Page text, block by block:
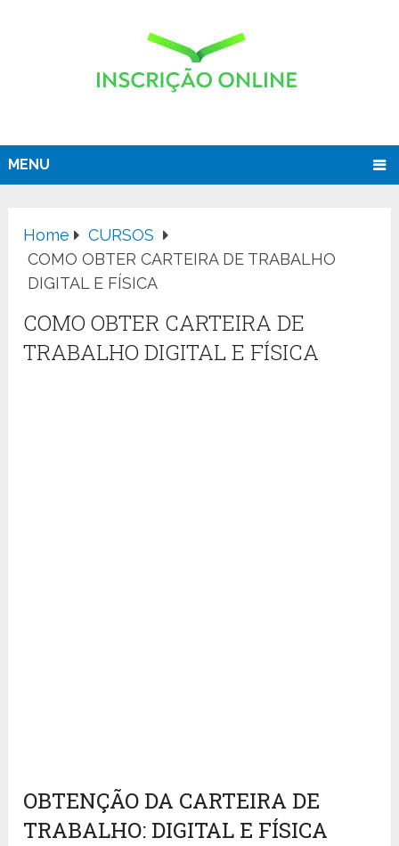
MENU
Home
CURSOS
COMO OBTER CARTEIRA DE TRABALHO
DIGITAL E FÍSICA
COMO OBTER CARTEIRA DE
TRABALHO DIGITAL E FÍSICA
OBTENÇÃO DA CARTEIRA DE
TRABALHO: DIGITAL E FÍSICA